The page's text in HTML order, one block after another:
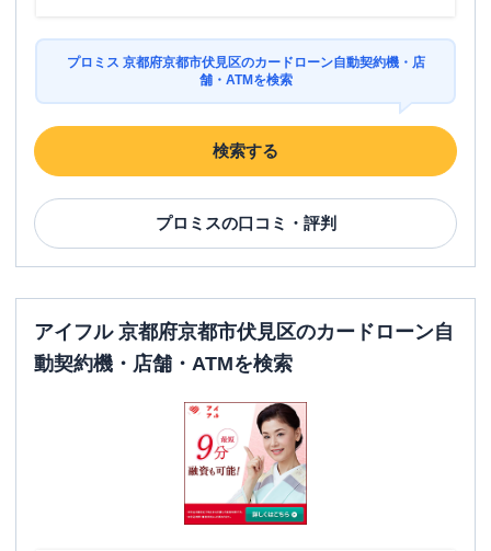
プロミス 京都府京都市伏見区のカードローン自動契約機・店
舗・ATMを検索
検索する
プロミスの口コミ・評判
アイフル 京都府京都市伏見区のカードローン自
動契約機・店舗・ATMを検索